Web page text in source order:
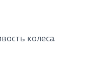
колеса.